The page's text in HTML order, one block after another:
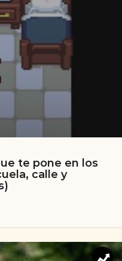
te pone en los
calle y